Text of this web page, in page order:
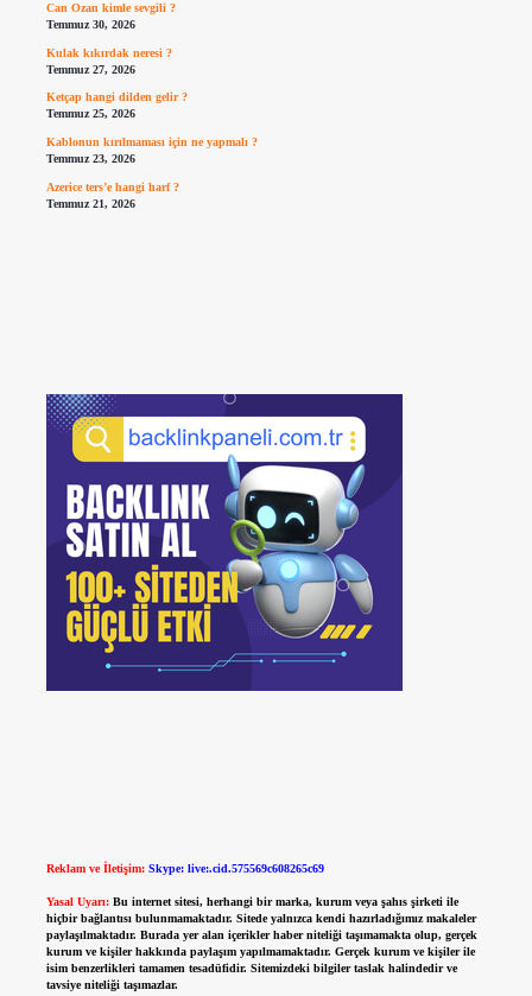
Can Ozan kimle sevgili ?
Temmuz 30, 2026
Kulak kıkırdak neresi ?
Temmuz 27, 2026
Ketçap hangi dilden gelir ?
Temmuz 25, 2026
Kablonun kırılmaması için ne yapmalı ?
Temmuz 23, 2026
Azerice ters’e hangi harf ?
Temmuz 21, 2026
Reklam ve İletişim: Skype: live:.cid.575569c608265c69
Yasal Uyarı: Bu internet sitesi, herhangi bir marka, kurum veya şahıs şirketi ile
hiçbir bağlantısı bulunmamaktadır. Sitede yalnızca kendi hazırladığımız makaleler
paylaşılmaktadır. Burada yer alan içerikler haber niteliği taşımamakta olup, gerçek
kurum ve kişiler hakkında paylaşım yapılmamaktadır. Gerçek kurum ve kişiler ile
isim benzerlikleri tamamen tesadüfidir. Sitemizdeki bilgiler taslak halindedir ve
tavsiye niteliği taşımazlar.